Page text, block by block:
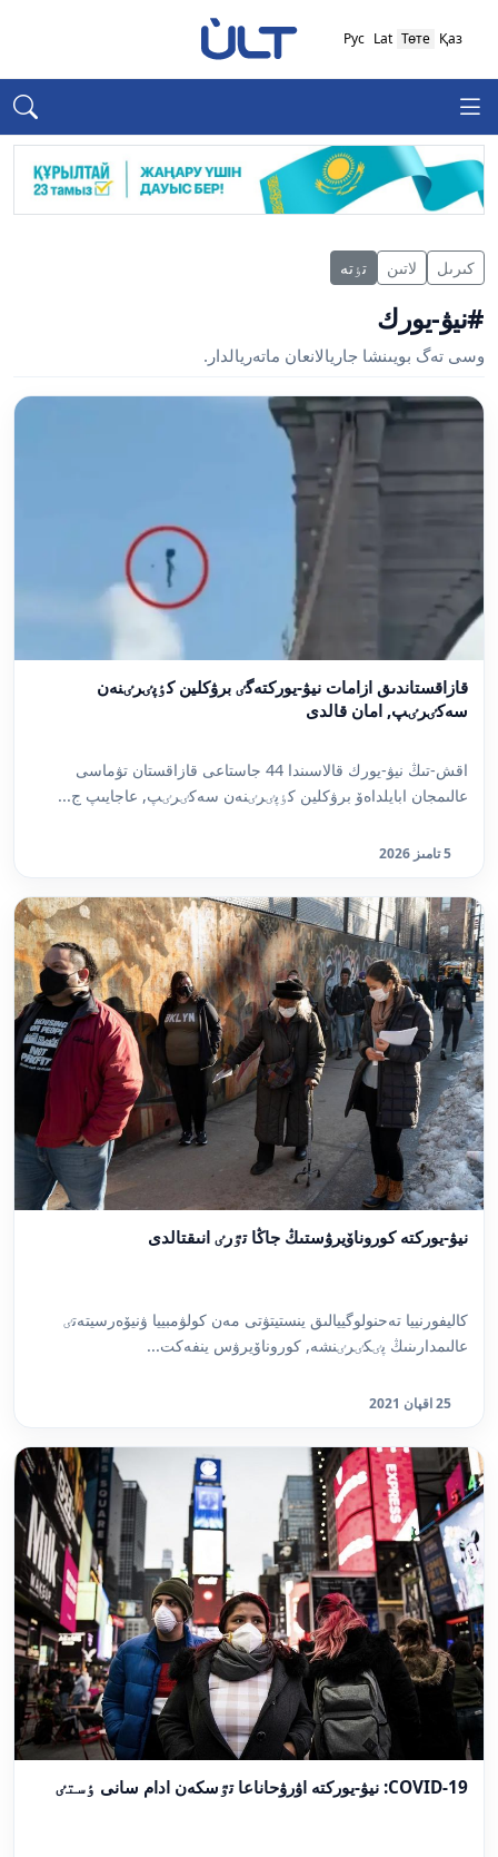
Қаз
Төте
Lat
Рус
كىرىل لاتىن تٶتە
#نيۋ-يورك
وسى تەگ بويىنشا جاريالانعان ماتەريالدار.
قازاقستاندىق ازامات نيۋ-يوركتەگٸ برۋكلين كٶپٸرٸنەن
سەكٸرٸپ, امان قالدى
اقش-تىڭ نيۋ-يورك قالاسىندا 44 جاستاعى قازاقستان تۋماسى
عالىمجان ابايلداەۆ برۋكلين كٶپٸرٸنەن سەكٸرٸپ, عاجايىپ ج...
5 تامىز 2026
نيۋ-يوركتە كوروناۆيرۋستىڭ جاڭا تٷرٸ انىقتالدى
كاليفورنييا تەحنولوگييالىق ينستيتۋتى مەن كولۋمبييا ۋنيۆەرسيتەتٸ
عالىمدارىنىڭ پٸكٸرٸنشە, كوروناۆيرۋس ينفەكت...
25 اقپان 2021
COVID-19: نيۋ-يوركتە اۋرۋحاناعا تٷسكەن ادام سانى ٶستٸ